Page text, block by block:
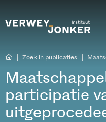
Zoek in publicaties
participatie